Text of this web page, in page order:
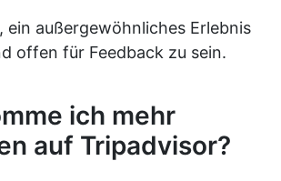
ein außergewöhnliches Erlebnis
offen für Feedback zu sein.
ich mehr
auf Tripadvisor?